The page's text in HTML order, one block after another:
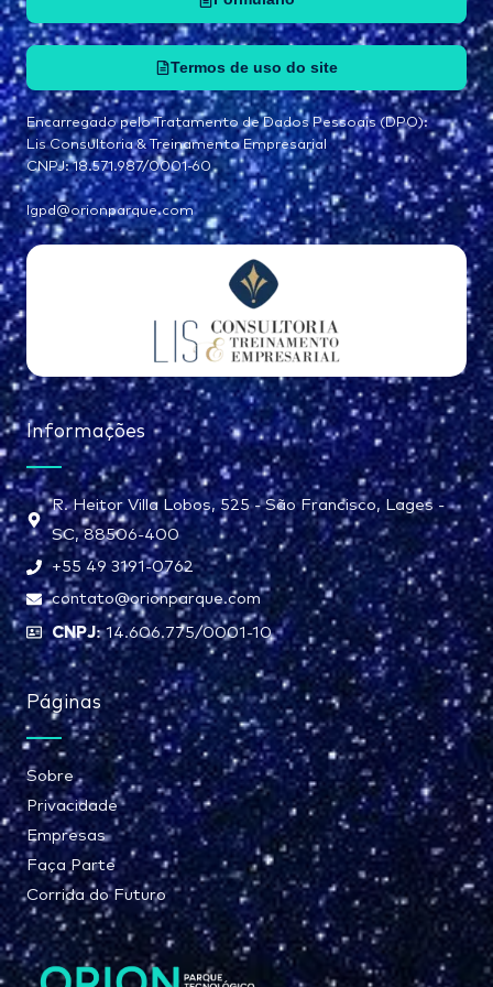
Páginas
Sobre
Privacidade
Empresas
Faça Parte
Corrida do Futuro
Informações
R. Heitor Villa Lobos, 525 - São Francisco, Lages -
SC, 88506-400
+55 49 3191-0762
contato@orionparque.com
CNPJ:14.606.775/0001-10
Termos de uso do site
Encarregado pelo Tratamento de Dados Pessoais (DPO):
Lis Consultoria & Treinamento Empresarial
CNPJ: 18.571.987/0001-60
lgpd@orionparque.com